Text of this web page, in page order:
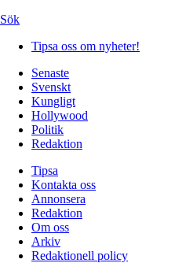
Sök
Tipsa oss om nyheter!
Senaste
Svenskt
Kungligt
Hollywood
Politik
Redaktion
Tipsa
Kontakta oss
Annonsera
Redaktion
Om oss
Arkiv
Redaktionell policy